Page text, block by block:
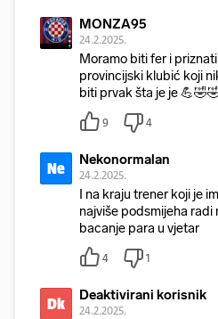
MONZA95
24.2.2025.
Moramo biti fer i
provincijski klubić koji
biti prvak šta je je
9 4
Ne Nekonormalan
24.2.2025.
I na kraju trener koji je
najviše podsmijeha radi
bacanje para u vjetar
4 1
Dk Deaktivirani korisnik
24.2.2025.